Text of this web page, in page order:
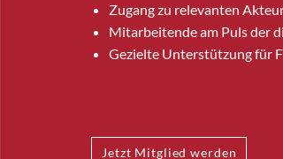
Zugang zu relevanten
Mitarbeitende am Puls der
Gezielte Unterstützung für
Jetzt Mitglied werden